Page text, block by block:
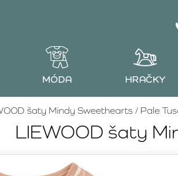
MÓDA HRAČKY
LIEWOOD šaty
šaty Mindy Sweethearts / Pale